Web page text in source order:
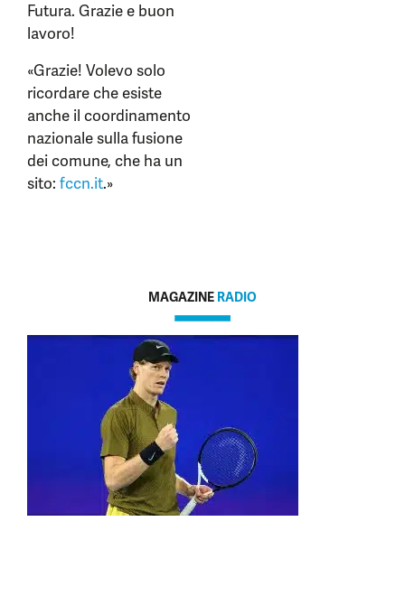
Futura. Grazie e buon
lavoro!
«Grazie! Volevo solo
ricordare che esiste
anche il coordinamento
nazionale sulla fusione
dei comune, che ha un
sito: fccn.it.»
MAGAZINE RADIO